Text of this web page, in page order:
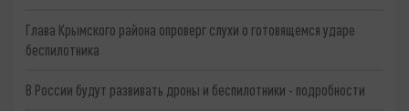
Глава Крымского района опроверг слухи о готовящемся ударе
беспилотника
В России будут развивать дроны и беспилотники - подробности